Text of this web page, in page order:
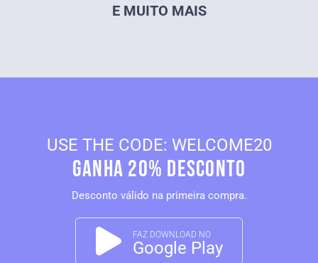
E MUITO MAIS
USE THE CODE: WELCOME20
GANHA 20% desconto
Desconto válido na primeira compra.
FAZ DOWNLOAD NO
Google Play